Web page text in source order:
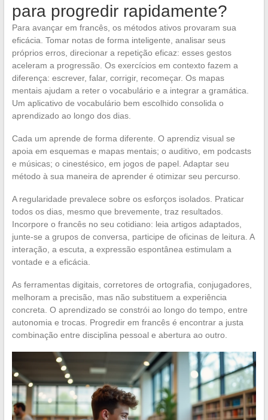
para progredir rapidamente?
Para avançar em francês, os métodos ativos provaram sua
eficácia. Tomar notas de forma inteligente, analisar seus
próprios erros, direcionar a repetição eficaz: esses gestos
aceleram a progressão. Os exercícios em contexto fazem a
diferença: escrever, falar, corrigir, recomeçar. Os mapas
mentais ajudam a reter o vocabulário e a integrar a gramática.
Um aplicativo de vocabulário bem escolhido consolida o
aprendizado ao longo dos dias.
Cada um aprende de forma diferente. O aprendiz visual se
apoia em esquemas e mapas mentais; o auditivo, em podcasts
e músicas; o cinestésico, em jogos de papel. Adaptar seu
método à sua maneira de aprender é otimizar seu percurso.
A regularidade prevalece sobre os esforços isolados. Praticar
todos os dias, mesmo que brevemente, traz resultados.
Incorpore o francês no seu cotidiano: leia artigos adaptados,
junte-se a grupos de conversa, participe de oficinas de leitura. A
interação, a escuta, a expressão espontânea estimulam a
vontade e a eficácia.
As ferramentas digitais, corretores de ortografia, conjugadores,
melhoram a precisão, mas não substituem a experiência
concreta. O aprendizado se constrói ao longo do tempo, entre
autonomia e trocas. Progredir em francês é encontrar a justa
combinação entre disciplina pessoal e abertura ao outro.